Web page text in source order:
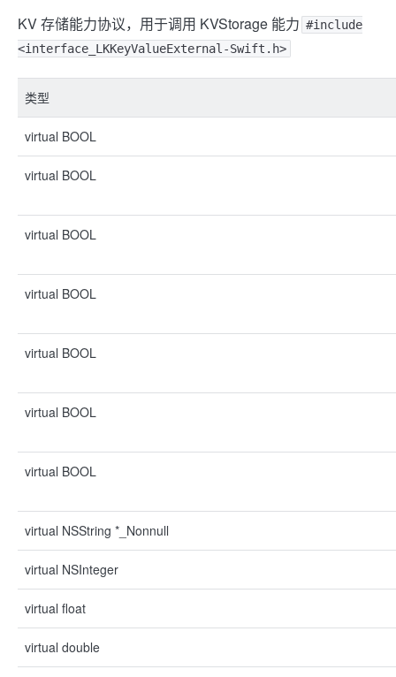
KV 存储能力协议，用于调用 KVStorage 能力 #include
<interface_LKKeyValueExternal-Swift.h>
类型
virtual BOOL
virtual BOOL
virtual BOOL
virtual BOOL
virtual BOOL
virtual BOOL
virtual BOOL
virtual NSString *_Nonnull
virtual NSInteger
virtual float
virtual double